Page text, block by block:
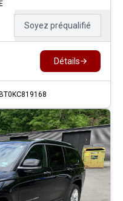
Soyez préqualifié
Détails